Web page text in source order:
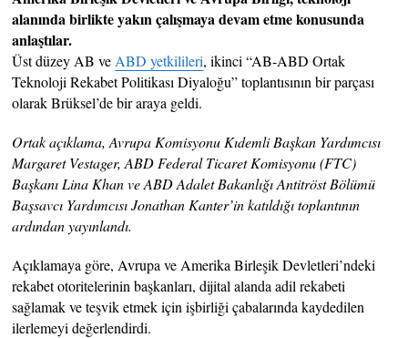
alanında birlikte yakın çalışmaya devam etme konusunda
anlaştılar.
Üst düzey AB ve ABD yetkilileri, ikinci “AB-ABD Ortak
Teknoloji Rekabet Politikası Diyaloğu” toplantısının bir parçası
olarak Brüksel’de bir araya geldi.
Ortak açıklama, Avrupa Komisyonu Kıdemli Başkan Yardımcısı
Margaret Vestager, ABD Federal Ticaret Komisyonu (FTC)
Başkanı Lina Khan ve ABD Adalet Bakanlığı Antitröst Bölümü
Başsavcı Yardımcısı Jonathan Kanter’in katıldığı toplantının
ardından yayınlandı.
Açıklamaya göre, Avrupa ve Amerika Birleşik Devletleri’ndeki
rekabet otoritelerinin başkanları, dijital alanda adil rekabeti
sağlamak ve teşvik etmek için işbirliği çabalarında kaydedilen
ilerlemeyi değerlendirdi.